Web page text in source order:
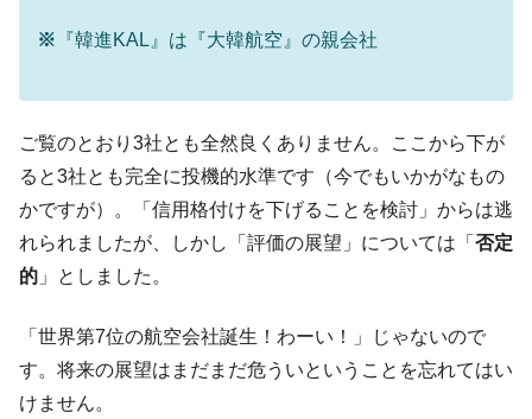
『Money1』
韓国･帰ってきた李在明。李在明を支持しな
い「50.5％」に上昇
断
『Money1』
韓国･警察職員が「丸刈りになって抗議活
動」
『Money1』
中国だけが鉄鋼輸出を異常増加させる ⇒ 中
国の過剰生産が世界を蝕む。
種は全般的「不調」⇒ PSIが示す現況は決して良くない。
『Money1』
【米韓激突案件】韓国消費者院が『クーパ
ン』1人当たり賠償10万ウォンを認定 ⇒ 総額3兆7,000億
※ 『韓進KAL』は『大韓航空』の親会社
ご覧のとおり3社とも全然良くありません。ここから下が
ると3社とも完全に投機的水準です（今でもいかがなもの
かですが）。「信用格付けを下げることを検討」からは逃
れられましたが、しかし「評価の展望」については「 否定
的 」としました。
「世界第7位の航空会社誕生！わーい！」じゃないので
す。将来の展望はまだまだ危ういということを忘れてはい
けません。